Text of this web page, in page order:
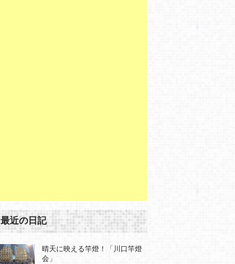
最近の日記
晴天に映える竿燈！「川口竿燈
会」